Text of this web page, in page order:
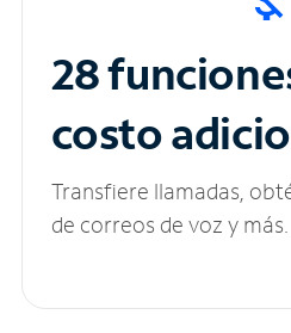
28
costo
Transfiere llamadas,
de correos de voz y más.